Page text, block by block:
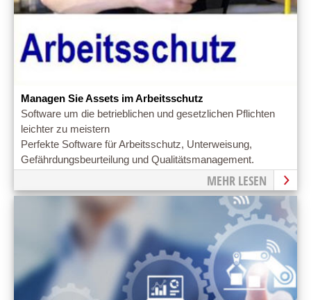
Managen Sie Assets im Arbeitsschutz
Software um die betrieblichen und gesetzlichen Pflichten
leichter zu meistern
Perfekte Software für Arbeitsschutz, Unterweisung,
Gefährdungsbeurteilung und Qualitätsmanagement.
MEHR LESEN